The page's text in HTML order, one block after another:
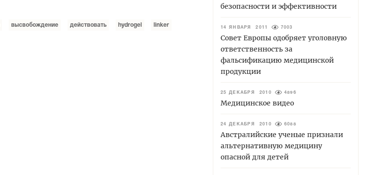
высвобождение действовать hydrogel linker
безопасности и эффективности
14 ЯНВАРЯ 2011 7003
Совет Европы одобряет уголовную
ответственность за
фальсификацию медицинской
продукции
25 ДЕКАБРЯ 2010 4896
Медицинское видео
24 ДЕКАБРЯ 2010 6088
Австралийские ученые признали
альтернативную медицину
опасной для детей